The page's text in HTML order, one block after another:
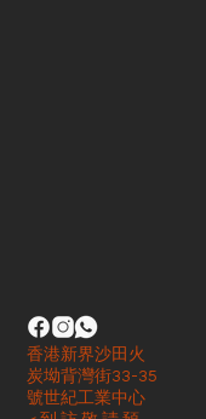
香港新界沙田火
炭坳背灣街33-35
號世紀工業中心